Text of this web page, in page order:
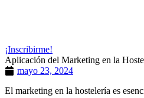
¡Inscribirme!
Aplicación del Marketing en la
mayo 23, 2024
El marketing en la hostelería es